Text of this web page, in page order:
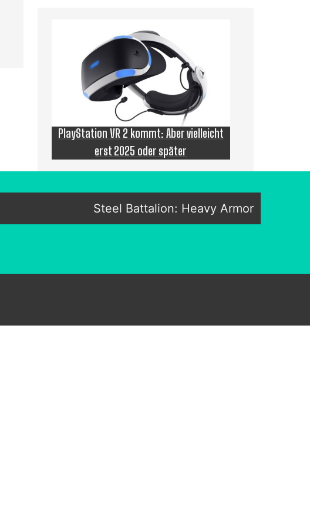
PlayStation VR 2 kommt: Aber vielleicht
erst 2025 oder später
Steel Battalion: Heavy Armor